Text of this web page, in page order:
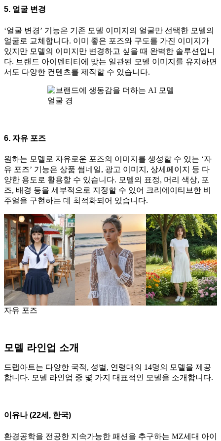
5. 얼굴 변경
‘얼굴 변경’ 기능은 기존 모델 이미지의 얼굴만 선택한 모델의
얼굴로 교체합니다. 이미 좋은 포즈와 구도를 가진 이미지가
있지만 모델의 이미지만 변경하고 싶을 때 완벽한 솔루션입니
다. 브랜드 아이덴티티에 맞는 일관된 모델 이미지를 유지하면
서도 다양한 컨텐츠를 제작할 수 있습니다.
얼굴 경
6. 자유 포즈
원하는 모델로 자유로운 포즈의 이미지를 생성할 수 있는 ‘자
유 포즈’ 기능은 상품 썸네일, 광고 이미지, 상세페이지 등 다
양한 용도로 활용할 수 있습니다. 모델의 표정, 머리 색상, 포
즈, 배경 등을 세부적으로 지정할 수 있어 크리에이티브한 비
주얼을 구현하는 데 최적화되어 있습니다.
자유 포즈
모델 라인업 소개
드랩아트는 다양한 국적, 성별, 연령대의 14명의 모델을 제공
합니다. 모델 라인업 중 몇 가지 대표적인 모델을 소개합니다.
이유나 (22세, 한국)
환경공학을 전공한 지속가능한 패션을 추구하는 MZ세대 아이